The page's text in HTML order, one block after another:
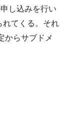
し込みを行い
れてくる。それ
からサブドメ